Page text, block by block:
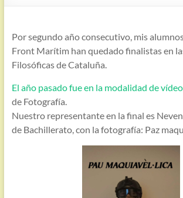
Por segundo año consecutivo, mis
Front Marítim han quedado finalistas en
Filosóficas de Cataluña.
El año pasado fue en la modalidad de vídeo
de Fotografía.
Nuestro representante en la final es Neven
de Bachillerato, con la fotografía: Paz